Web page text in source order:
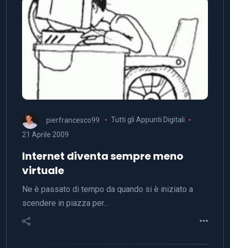
pierfrancesco99
Tutti gli Appunti Digitali
21 Aprile 2009
Internet diventa sempre meno
virtuale
Ne è passato di tempo da quando si è iniziato a
scendere in piazza per…